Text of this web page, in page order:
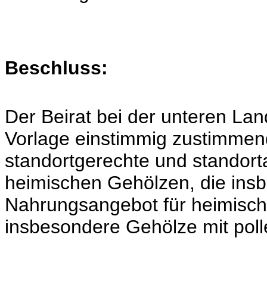
Beschluss:
Der Beirat bei der unteren
Vorlage einstimmig
standortgerechte und
heimischen Gehölzen, die
Nahrungsangebot für
insbesondere Gehölze mit